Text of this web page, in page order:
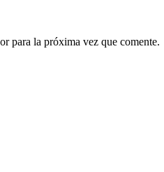
para la próxima vez que comente.